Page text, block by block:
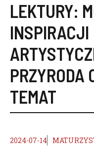
LEKTURY:
INSPIRACJI
PRZYRODA
TEMAT
2024-07-14